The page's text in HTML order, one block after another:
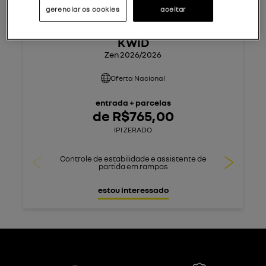
KWID
Zen 2026/2026
Oferta Nacional
entrada + parcelas
de R$765,00
IPI ZERADO
Controle de estabilidade e assistente de
partida em rampas
estou interessado
aceitar
gerenciar os cookies